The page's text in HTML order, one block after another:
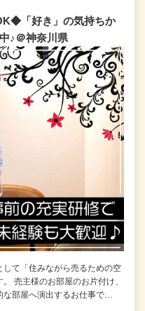
「好き」の気持ちか
♪＠神奈川県
て「住みながら売るための空
売主様のお部屋のお片付け、
な部屋へ演出するお仕事で…